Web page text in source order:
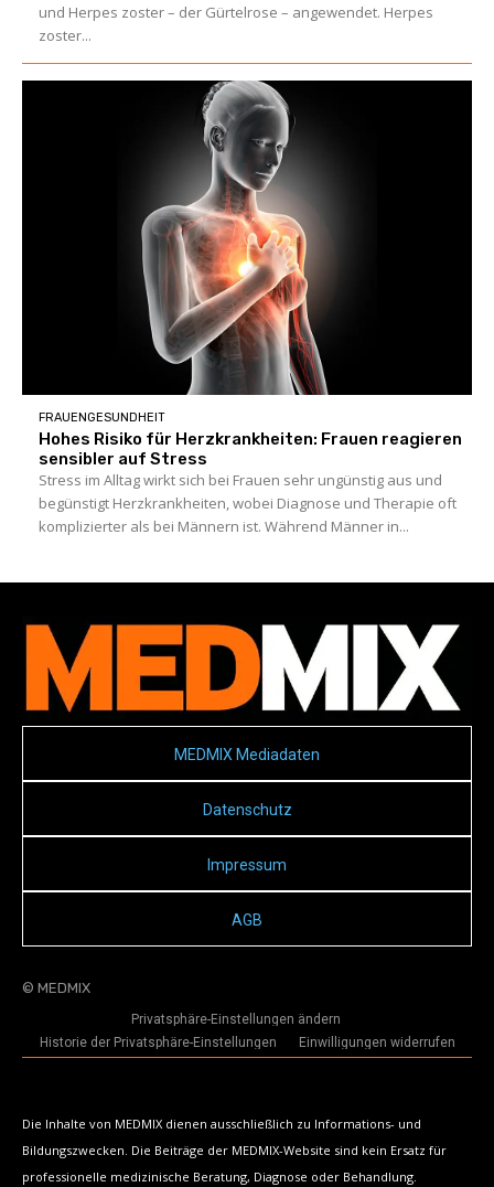
und Herpes zoster – der Gürtelrose – angewendet. Herpes
zoster...
FRAUENGESUNDHEIT
Hohes Risiko für Herzkrankheiten: Frauen reagieren
sensibler auf Stress
Stress im Alltag wirkt sich bei Frauen sehr ungünstig aus und
begünstigt Herzkrankheiten, wobei Diagnose und Therapie oft
komplizierter als bei Männern ist. Während Männer in...
MEDMIX Mediadaten
Datenschutz
Impressum
AGB
© MEDMIX
Privatsphäre-Einstellungen ändern
Historie der Privatsphäre-Einstellungen
Einwilligungen widerrufen
Die Inhalte von MEDMIX dienen ausschließlich zu Informations- und
Bildungszwecken. Die Beiträge der MEDMIX-Website sind kein Ersatz für
professionelle medizinische Beratung, Diagnose oder Behandlung.